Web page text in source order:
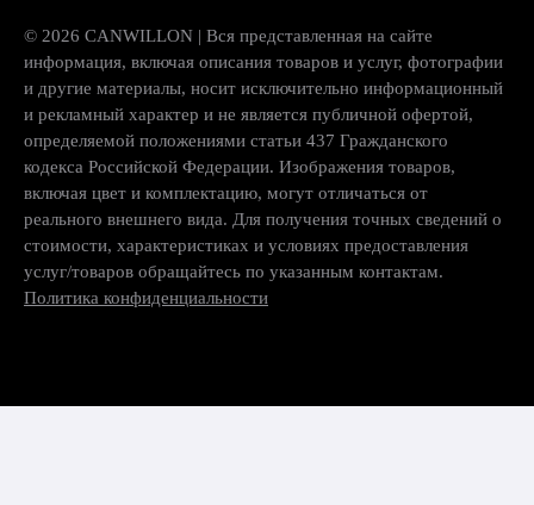
© 2026 CANWILLON | Вся представленная на сайте
информация, включая описания товаров и услуг, фотографии
и другие материалы, носит исключительно информационный
и рекламный характер и не является публичной офертой,
определяемой положениями статьи 437 Гражданского
кодекса Российской Федерации. Изображения товаров,
включая цвет и комплектацию, могут отличаться от
реального внешнего вида. Для получения точных сведений о
стоимости, характеристиках и условиях предоставления
услуг/товаров обращайтесь по указанным контактам.
Политика конфиденциальности